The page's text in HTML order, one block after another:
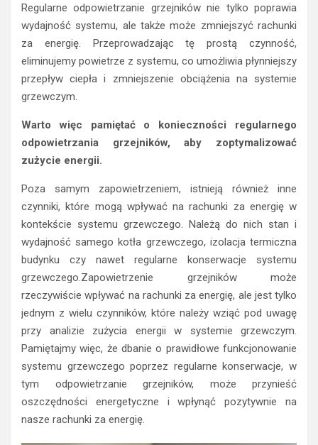
Regularne odpowietrzanie grzejników nie tylko poprawia
wydajność systemu, ale także może zmniejszyć rachunki
za energię. Przeprowadzając tę prostą czynność,
eliminujemy powietrze z systemu, co umożliwia płynniejszy
przepływ ciepła i zmniejszenie obciążenia na systemie
grzewczym.
Warto więc pamiętać o konieczności regularnego
odpowietrzania grzejników, aby zoptymalizować
zużycie energii.
Poza samym zapowietrzeniem, istnieją również inne
czynniki, które mogą wpływać na rachunki za energię w
kontekście systemu grzewczego. Należą do nich stan i
wydajność samego kotła grzewczego, izolacja termiczna
budynku czy nawet regularne konserwacje systemu
grzewczego.Zapowietrzenie grzejników może
rzeczywiście wpływać na rachunki za energię, ale jest tylko
jednym z wielu czynników, które należy wziąć pod uwagę
przy analizie zużycia energii w systemie grzewczym.
Pamiętajmy więc, że dbanie o prawidłowe funkcjonowanie
systemu grzewczego poprzez regularne konserwacje, w
tym odpowietrzanie grzejników, może przynieść
oszczędności energetyczne i wpłynąć pozytywnie na
nasze rachunki za energię.